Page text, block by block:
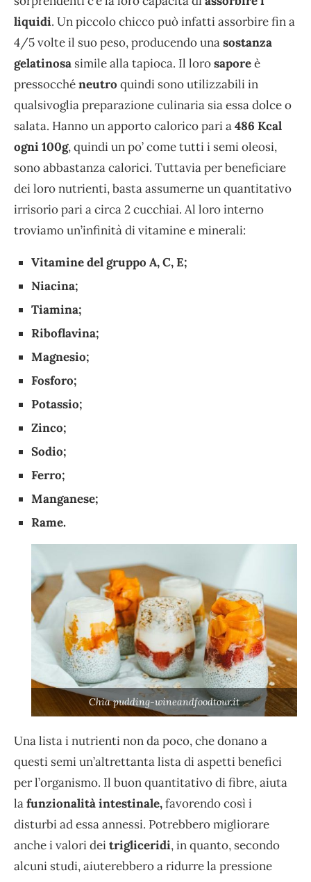
liquidi. Un piccolo chicco può infatti assorbire fin a
4/5 volte il suo peso, producendo unasostanza
gelatinosa simile alla tapioca. Il lorosaporeè
pressocchéneutro quindi sono utilizzabili in
qualsivoglia preparazione culinaria sia essa dolce o
salata. Hanno un apporto calorico pari a486 Kcal
ogni 100g, quindi un po’ come tutti i semi oleosi,
sono abbastanza calorici. Tuttavia per beneficiare
dei loro nutrienti, basta assumerne un quantitativo
irrisorio pari a circa 2 cucchiai. Al loro interno
troviamo un’infinità di vitamine e minerali:
Vitamine del gruppo A, C, E;
Niacina;
Tiamina;
Riboflavina;
Magnesio;
Fosforo;
Potassio;
Zinco;
Sodio;
Ferro;
Manganese;
Rame.
Chia pudding-wineandfoodtour.it
Una lista i nutrienti non da poco, che donano a
questi semi un’altrettanta lista di aspetti benefici
per l’organismo. Il buon quantitativo di fibre, aiuta
lafunzionalità intestinale,favorendo così i
disturbi ad essa annessi. Potrebbero migliorare
anche i valori deitrigliceridi, in quanto, secondo
alcuni studi, aiuterebbero a ridurre la pressione